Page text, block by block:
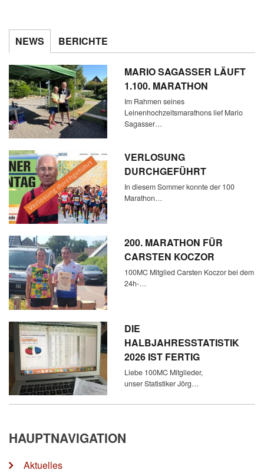
NEWS BERICHTE
MARIO SAGASSER LÄUFT
1.100. MARATHON
Im Rahmen seines
Leinenhochzeitsmarathons lief Mario
Sagasser…
VERLOSUNG
DURCHGEFÜHRT
In diesem Sommer konnte der 100
Marathon…
200. MARATHON FÜR
CARSTEN KOCZOR
100MC Mitglied Carsten Koczor bei dem
24h-…
DIE
HALBJAHRESSTATISTIK
2026 IST FERTIG
Liebe 100MC Mitglieder,
unser Statistiker Jörg…
HAUPTNAVIGATION
Aktuelles